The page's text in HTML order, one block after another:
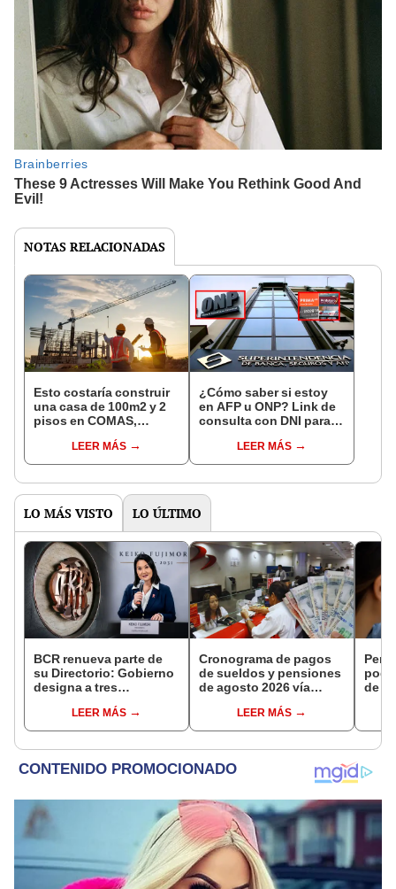
NOTAS RELACIONADAS
Esto costaría construir
una casa de 100m2 y 2
pisos en COMAS,
distritos de LIMA
NORTE
LEER MÁS
¿Cómo saber si estoy
en AFP u ONP? Link de
consulta con DNI para
pensiones estás
LEER MÁS
LO MÁS VISTO LO ÚLTIMO
BCR renueva parte de
su Directorio: Gobierno
designa a tres
EjecutivoLEER MÁS
Cronograma de pagos
de sueldos y pensiones
de agosto 2026 vía
conoce las fechas de
depósito
LEER MÁS
de